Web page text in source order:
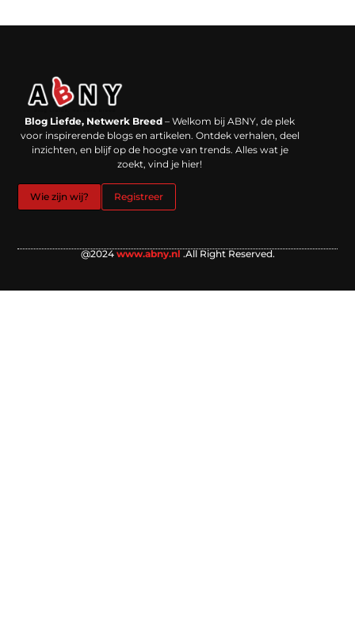
Blog Liefde, Netwerk Breed – Welkom bij ABNY, de plek
voor inspirerende blogs en artikelen. Ontdek verhalen, deel
inzichten, en blijf op de hoogte van trends. Alles wat je
zoekt, vind je hier!
Wie zijn wij? Registreer
@2024 www.abny.nl .All Right Reserved.